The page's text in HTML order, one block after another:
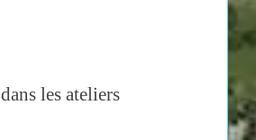
les ateliers